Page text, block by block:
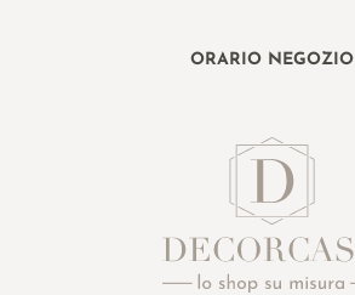
ORARIO NEGOZIO